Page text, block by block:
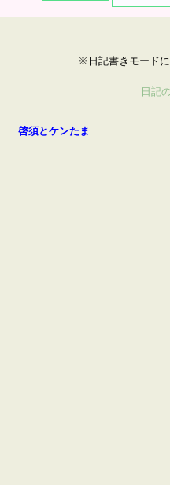
※日記書きモードに
日記
啓須とケンたま